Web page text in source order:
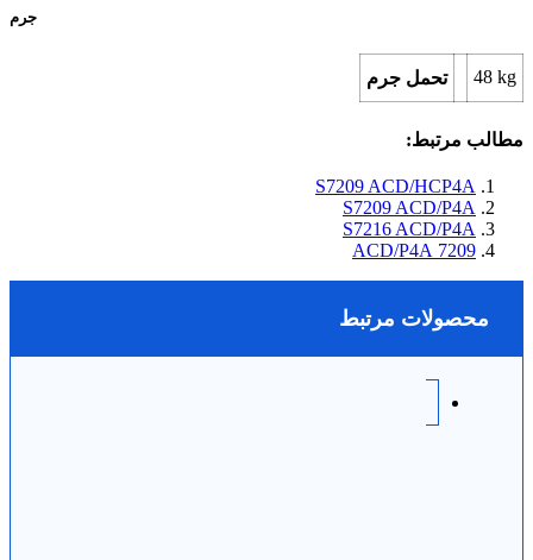
جرم
تحمل جرم 48 kg
مطالب مرتبط:
S7209 ACD/HCP4A
S7209 ACD/P4A
S7216 ACD/P4A
7209 ACD/P4A
محصولات مرتبط